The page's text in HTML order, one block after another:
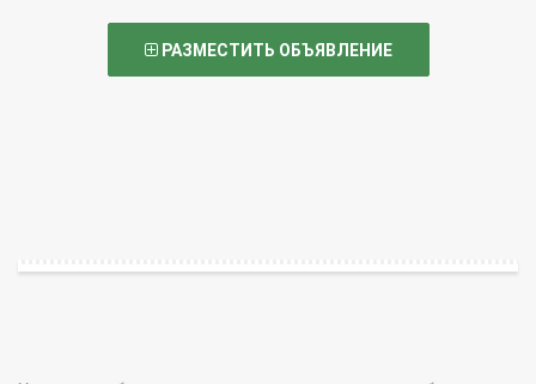
РАЗМЕСТИТЬ ОБЪЯВЛЕНИЕ